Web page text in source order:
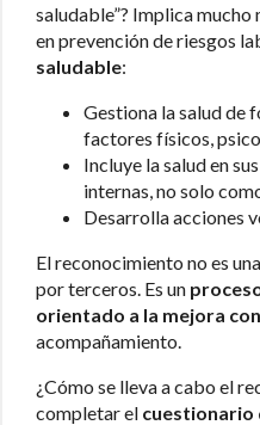
saludable”? Implica
en prevención de riesgos
saludable:
Gestiona la salud de
factores físicos,
Incluye la salud en
internas, no solo
Desarrolla acciones
El reconocimiento no es
por terceros. Es un
orientado a la mejora
acompañamiento.
¿Cómo se lleva a cabo el
completar el cuestionario